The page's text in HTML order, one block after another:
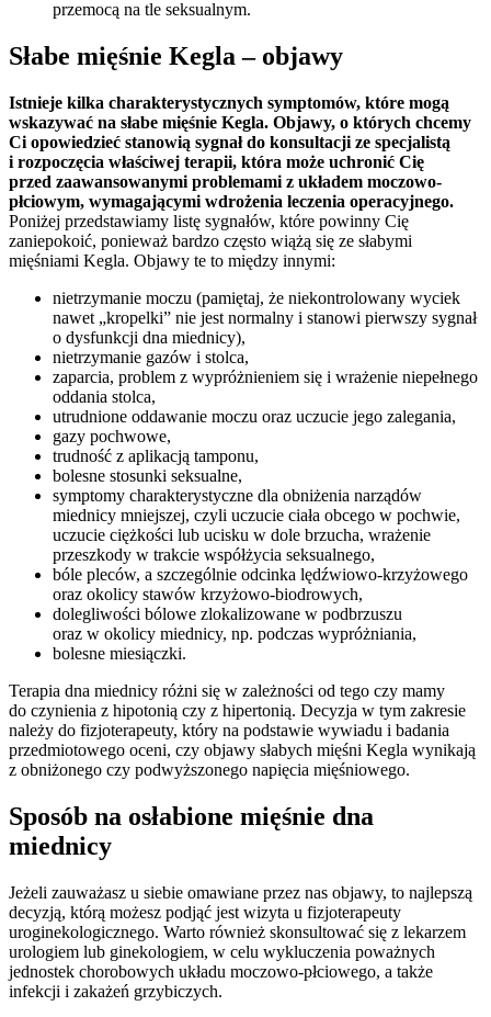
przemocą na tle seksualnym.
Słabe mięśnie Kegla – objawy
Istnieje kilka charakterystycznych symptomów, które mogą
wskazywać na słabe mięśnie Kegla. Objawy, o których chcemy
Ci opowiedzieć stanowią sygnał do konsultacji ze specjalistą
i rozpoczęcia właściwej terapii, która może uchronić Cię
przed zaawansowanymi problemami z układem moczowo-
płciowym, wymagającymi wdrożenia leczenia operacyjnego.
Poniżej przedstawiamy listę sygnałów, które powinny Cię
zaniepokoić, ponieważ bardzo często wiążą się ze słabymi
mięśniami Kegla. Objawy te to między innymi:
nietrzymanie moczu (pamiętaj, że niekontrolowany wyciek
nawet „kropelki” nie jest normalny i stanowi pierwszy sygnał
o dysfunkcji dna miednicy),
nietrzymanie gazów i stolca,
zaparcia, problem z wypróżnieniem się i wrażenie niepełnego
oddania stolca,
utrudnione oddawanie moczu oraz uczucie jego zalegania,
gazy pochwowe,
trudność z aplikacją tamponu,
bolesne stosunki seksualne,
symptomy charakterystyczne dla obniżenia narządów
miednicy mniejszej, czyli uczucie ciała obcego w pochwie,
uczucie ciężkości lub ucisku w dole brzucha, wrażenie
przeszkody w trakcie współżycia seksualnego,
bóle pleców, a szczególnie odcinka lędźwiowo-krzyżowego
oraz okolicy stawów krzyżowo-biodrowych,
dolegliwości bólowe zlokalizowane w podbrzuszu
oraz w okolicy miednicy, np. podczas wypróżniania,
bolesne miesiączki.
Terapia dna miednicy różni się w zależności od tego czy mamy
do czynienia z hipotonią czy z hipertonią. Decyzja w tym zakresie
należy do fizjoterapeuty, który na podstawie wywiadu i badania
przedmiotowego oceni, czy objawy słabych mięśni Kegla wynikają
z obniżonego czy podwyższonego napięcia mięśniowego.
Sposób na osłabione mięśnie dna
miednicy
Jeżeli zauważasz u siebie omawiane przez nas objawy, to najlepszą
decyzją, którą możesz podjąć jest wizyta u fizjoterapeuty
uroginekologicznego. Warto również skonsultować się z lekarzem
urologiem lub ginekologiem, w celu wykluczenia poważnych
jednostek chorobowych układu moczowo-płciowego, a także
infekcji i zakażeń grzybiczych.